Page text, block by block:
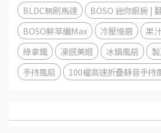
BLDC無刷馬達
BOSO 迷你廚房 |
BOSO鮮萃纖Max
冷壓慢磨 果
綠拿鐵
凍感美姬 冰鎮風扇
手持風扇
100檔高速折疊靜音手持